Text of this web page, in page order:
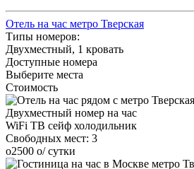
Отель на час метро Тверская
Типы номеров:
Двухместный, 1 кровать
Доступные номера
Выберите места
Стоимость
Двухместный номер на час
WiFi ТВ сейф холодильник
Свободных мест: 3
o2500 o/ сутки